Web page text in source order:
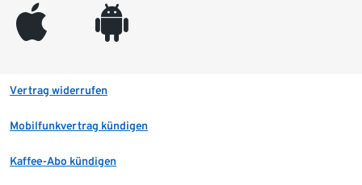
appleinc android
Vertrag widerrufen
Mobilfunkvertrag kündigen
Kaffee-Abo kündigen